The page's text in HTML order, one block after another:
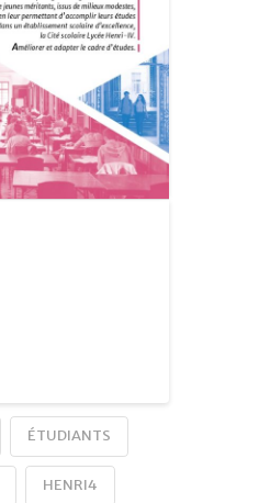
ÉTUDIANTS
HENRI4